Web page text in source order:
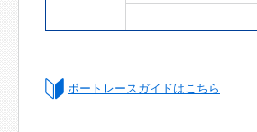
ボートレースガイドはこちら